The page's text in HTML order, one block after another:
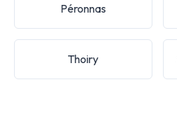
Péronnas
Thoiry